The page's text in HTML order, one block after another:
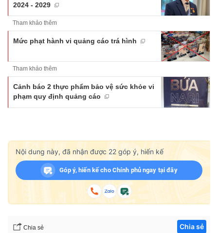
2024 - 2029
Tham khảo thêm
Mức phạt hành vi quảng cáo trá hình
Tham khảo thêm
Cảnh báo 2 thực phẩm bảo vệ sức khỏe vi
phạm quy định quảng cáo
Nội dung này, đã nhận được 22 góp ý, hiến kế
Góp ý, hiến kế cho Chính phủ ngay tại đây
Chia sẻ Chia sẻ